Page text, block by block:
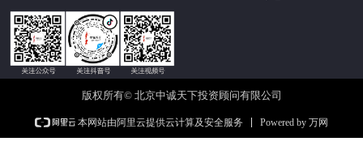
版权所有© 北京中诚天下投资顾问有限公司
本网站由阿里云提供云计算及安全服务 Powered by 万网